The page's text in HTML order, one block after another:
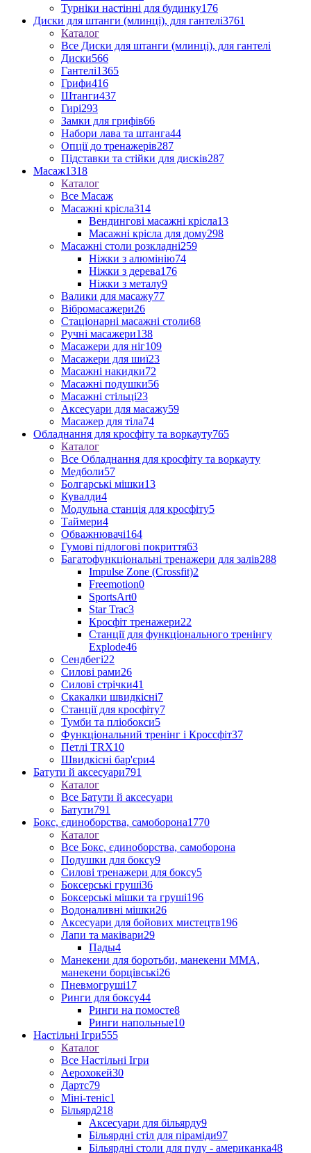
Турніки настінні для будинку176
Диски для штанги (млинці), для гантелі3761
Каталог
Все Диски для штанги (млинці), для гантелі
Диски566
Гантелі1365
Грифи416
Штанги437
Гирі293
Замки для грифів66
Набори лава та штанга44
Опції до тренажерів287
Підставки та стійки для дисків287
Масаж1318
Каталог
Все Масаж
Масажні крісла314
Вендингові масажні крісла13
Масажні крісла для дому298
Масажні столи розкладні259
Ніжки з алюмінію74
Ніжки з дерева176
Ніжки з металу9
Валики для масажу77
Вібромасажери26
Стаціонарні масажні столи68
Ручні масажери138
Масажери для ніг109
Масажери для шиї23
Масажні накидки72
Масажні подушки56
Масажні стільці23
Аксесуари для масажу59
Масажер для тіла74
Обладнання для кросфіту та воркауту765
Каталог
Все Обладнання для кросфіту та воркауту
Медболи57
Болгарські мішки13
Кувалди4
Модульна станція для кросфіту5
Таймери4
Обважнювачі164
Гумові підлогові покриття63
Багатофункціональні тренажери для залів288
Impulse Zone (Crossfit)2
Freemotion0
SportsArt0
Star Trac3
Кросфіт тренажери22
Станції для функціонального тренінгу
Explode46
Сендбегі22
Силові рами26
Силові стрічки41
Скакалки швидкісні7
Станції для кросфіту7
Тумби та пліобокси5
Функціональний тренінг і Кроссфіт37
Петлі TRX10
Швидкісні бар'єри4
Батути й аксесуари791
Каталог
Все Батути й аксесуари
Батути791
Бокс, єдиноборства, самоборона1770
Каталог
Все Бокс, єдиноборства, самоборона
Подушки для боксу9
Силові тренажери для боксу5
Боксерські груші36
Боксерські мішки та груші196
Водоналивні мішки26
Аксесуари для бойових мистецтв196
Лапи та маківари29
Пады4
Манекени для боротьби, манекени ММА,
манекени борцівські26
Пневмогруші17
Ринги для боксу44
Ринги на помосте8
Ринги напольные10
Настільні Ігри555
Каталог
Все Настільні Ігри
Аерохокей30
Дартс79
Міні-теніс1
Більярд218
Аксесуари для більярду9
Більярдні стіл для піраміди97
Більярдні столи для пулу - американка48